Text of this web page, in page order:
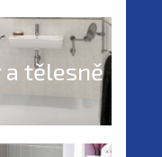
a tělesně